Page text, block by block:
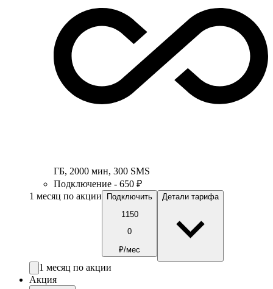
ГБ, 2000 мин, 300 SMS
Подключение - 650 ₽
1 месяц по акции
Подключить
1150
0
₽/мес
Детали тарифа
1 месяц по акции
Акция